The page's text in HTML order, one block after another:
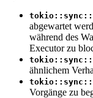
abgewartet
während des
Executor zu
ähnlichem
Vorgänge zu